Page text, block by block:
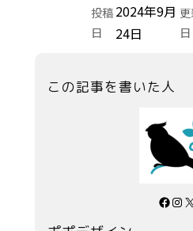
投稿
日
2024年9月
24日
日
この記事を書いた人
Facebook InstagramX